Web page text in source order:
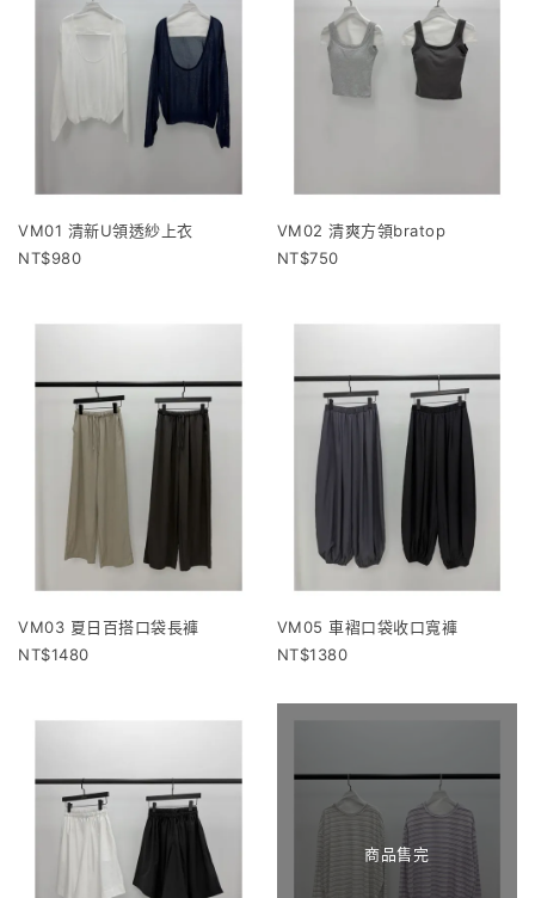
VM01 清新U領透紗上衣
980
VM02 清爽方領bratop
750
VM03 夏日百搭口袋長褲
1480
VM05 車褶口袋收口寬褲
1380
商品售完